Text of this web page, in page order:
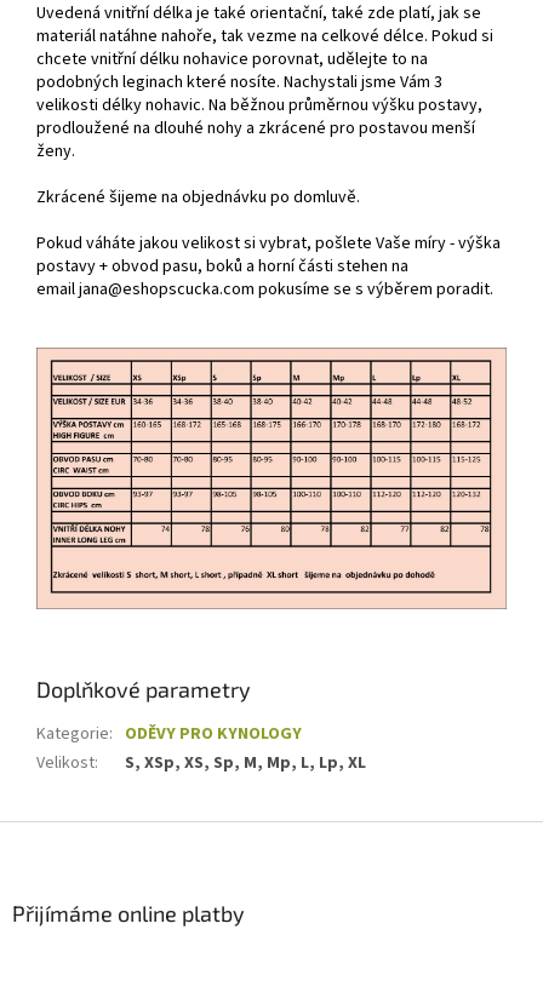
Uvedená vnitřní délka je také orientační, také zde platí, jak se
materiál natáhne nahoře, tak vezme na celkové délce. Pokud si
chcete vnitřní délku nohavice porovnat, udělejte to na
podobných leginach které nosíte. Nachystali jsme Vám 3
velikosti délky nohavic. Na běžnou průměrnou výšku postavy,
prodloužené na dlouhé nohy a zkrácené pro postavou menší
ženy.
Zkrácené šijeme na objednávku po domluvě.
Pokud váháte jakou velikost si vybrat, pošlete Vaše míry - výška
postavy + obvod pasu, boků a horní části stehen na
emailjana@eshopscucka.com pokusíme se s výběrem poradit.
Doplňkové parametry
Kategorie: ODĚVY PRO KYNOLOGY
Velikost: S, XSp, XS, Sp, M, Mp, L, Lp, XL
Přijímáme online platby